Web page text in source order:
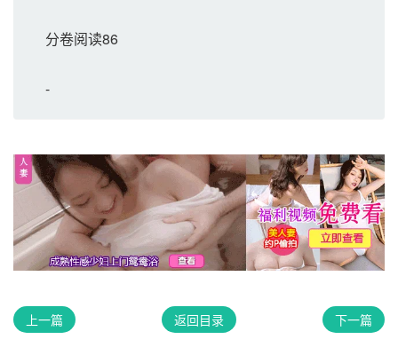
分卷阅读86
-
上一篇 返回目录 下一篇